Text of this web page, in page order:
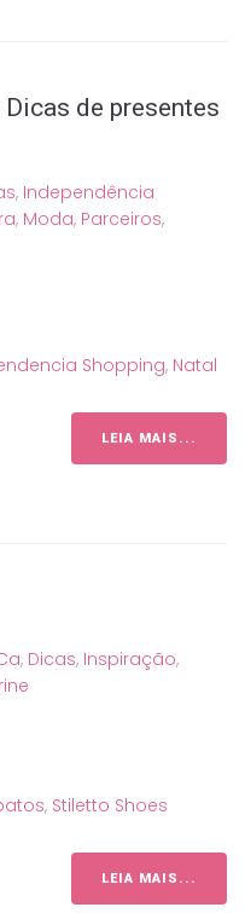
Dicas de presentes
, Independência
, Moda, Parceiros,
Shopping, Natal
LEIA MAIS...
, Dicas, Inspiração,
, Stiletto Shoes
LEIA MAIS...